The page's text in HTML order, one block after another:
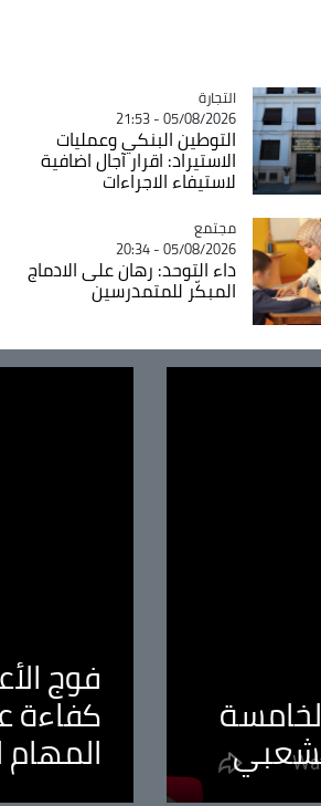
Catégorie
التجارة
05/08/2026 - 21:53
التوطين البنكي وعمليات
الاستيراد: اقرار آجال اضافية
لاستيفاء الاجراءات
Catégorie
مجتمع
05/08/2026 - 20:34
داء التوحد: رهان على الادماج
المبكّر للمتمدرسين
فوج
كفاءة